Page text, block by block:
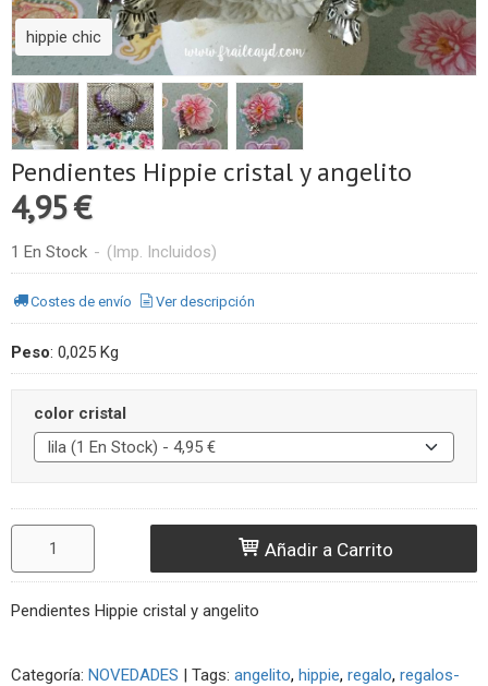
hippie chic
Pendientes Hippie cristal y angelito
4,95 €
1 En Stock - (Imp. Incluidos)
Costes de envío Ver descripción
Peso: 0,025 Kg
color cristal
Añadir a Carrito
Pendientes Hippie cristal y angelito
Categoría: NOVEDADES | Tags: angelito hippie regalo regalos-